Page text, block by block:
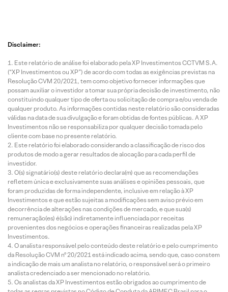
Disclaimer:
Este relatório de análise foi elaborado pela XP Investimentos CCTVM S.A.
(“XP Investimentos ou XP”) de acordo com todas as exigências previstas na
Resolução CVM 20/2021, tem como objetivo fornecer informações que
possam auxiliar o investidor a tomar sua própria decisão de investimento, não
constituindo qualquer tipo de oferta ou solicitação de compra e/ou venda de
qualquer produto. As informações contidas neste relatório são consideradas
válidas na data de sua divulgação e foram obtidas de fontes públicas. A XP
Investimentos não se responsabiliza por qualquer decisão tomada pelo
cliente com base no presente relatório.
Este relatório foi elaborado considerando a classificação de risco dos
produtos de modo a gerar resultados de alocação para cada perfil de
investidor.
O(s) signatário(s) deste relatório declara(m) que as recomendações
refletem única e exclusivamente suas análises e opiniões pessoais, que
foram produzidas de forma independente, inclusive em relação à XP
Investimentos e que estão sujeitas a modificações sem aviso prévio em
decorrência de alterações nas condições de mercado, e que sua(s)
remuneração(es) é(são) indiretamente influenciada por receitas
provenientes dos negócios e operações financeiras realizadas pela XP
Investimentos.
O analista responsável pelo conteúdo deste relatório e pelo cumprimento
da Resolução CVM nº 20/2021 está indicado acima, sendo que, caso constem
a indicação de mais um analista no relatório, o responsável será o primeiro
analista credenciado a ser mencionado no relatório.
Os analistas da XP Investimentos estão obrigados ao cumprimento de